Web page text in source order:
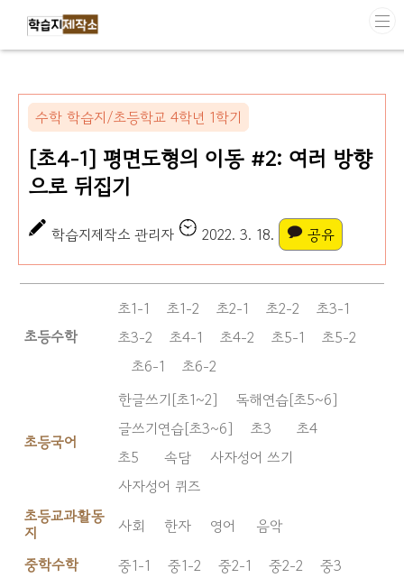
수학 학습지/초등학교 4학년 1학기
[초4-1] 평면도형의 이동 #2: 여러 방향
으로 뒤집기
학습지제작소 관리자 2022. 3. 18. 공유
초등수학
초1-1 초1-2 초2-1 초2-2
초3-1
초3-2
초4-1 초4-2 초5-1
초5-2
초6-1
초6-2
초등국어
한글쓰기[초1~2]
독해연습[초5~6]
글쓰기연습[초3~6]
초3
초4
초5
속담
사자성어 쓰기
사자성어 퀴즈
초등교과활동
지 사회 한자 영어
음악
중학수학
중1-1 중1-2 중2-1 중2-2 중3